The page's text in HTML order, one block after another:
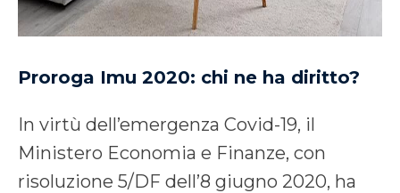
Proroga Imu 2020: chi ne ha diritto?
In virtù dell’emergenza Covid-19, il
Ministero Economia e Finanze, con
risoluzione 5/DF dell’8 giugno 2020, ha